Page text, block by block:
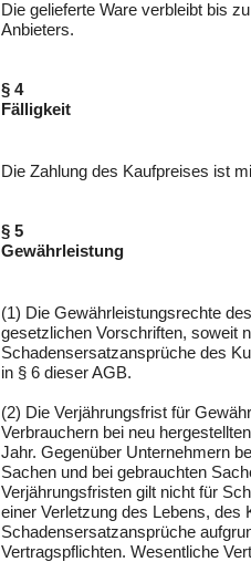
Die gelieferte Ware verbleibt bis
Anbieters.
§ 4
Fälligkeit
Die Zahlung des Kaufpreises ist
§ 5
Gewährleistung
(1) Die Gewährleistungsrechte
gesetzlichen Vorschriften, soweit
Schadensersatzansprüche des
in § 6 dieser AGB.
(2) Die Verjährungsfrist für
Verbrauchern bei neu
Jahr. Gegenüber Unternehmern
Sachen und bei gebrauchten
Verjährungsfristen gilt nicht für
einer Verletzung des Lebens, des
Schadensersatzansprüche
Vertragspflichten. Wesentliche